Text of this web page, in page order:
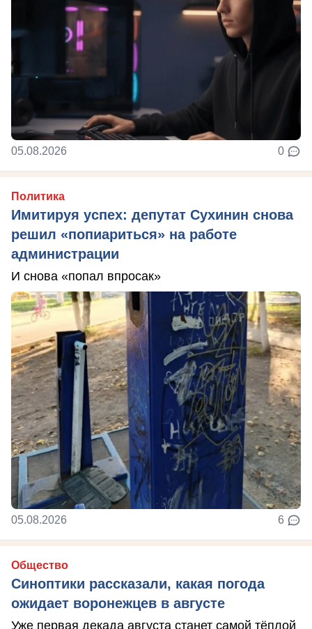
05.08.2026 0
Политика
Имитируя успех: депутат Сухинин снова
решил «попиариться» на работе
администрации
И снова «попал впросак»
05.08.2026 6
Общество
Синоптики рассказали, какая погода
ожидает воронежцев в августе
Уже первая декада августа станет самой тёплой